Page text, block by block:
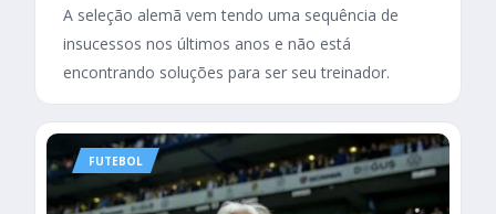
A seleção alemã vem tendo uma sequência de
insucessos nos últimos anos e não está
encontrando soluções para ser seu treinador.
FUTEBOL